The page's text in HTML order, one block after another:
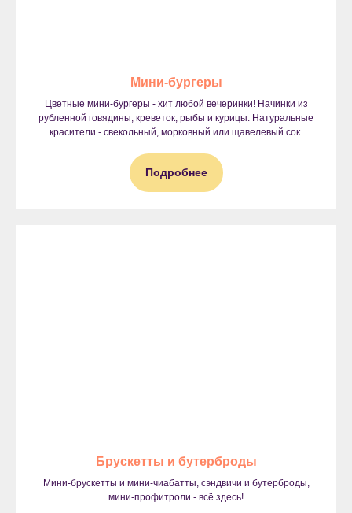
Мини-бургеры
Цветные мини-бургеры - хит любой вечеринки! Начинки из
рубленной говядины, креветок, рыбы и курицы. Натуральные
красители - свекольный, морковный или щавелевый сок.
Подробнее
Брускетты и бутерброды
Мини-брускетты и мини-чиабатты, сэндвичи и бутерброды,
мини-профитроли - всё здесь!